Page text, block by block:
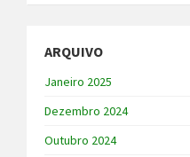
ARQUIVO
Janeiro 2025
Dezembro 2024
Outubro 2024